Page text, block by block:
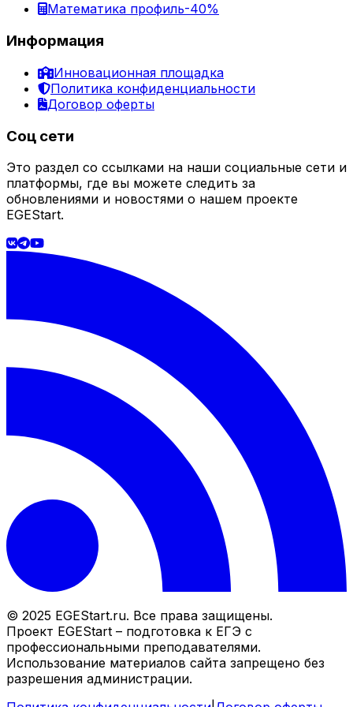
Математика профиль-40%
Информация
Инновационная площадка
Политика конфиденциальности
Договор оферты
Соц сети
Это раздел со ссылками на наши социальные сети и
платформы, где вы можете следить за
обновлениями и новостями о нашем проекте
EGEStart.
© 2025 EGEStart.ru. Все права защищены.
Проект EGEStart – подготовка к ЕГЭ с
профессиональными преподавателями.
Использование материалов сайта запрещено без
разрешения администрации.